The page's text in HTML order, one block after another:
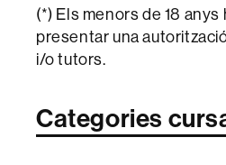
(*) Els menors de 18 anys
presentar una
i/o tutors.
Categories